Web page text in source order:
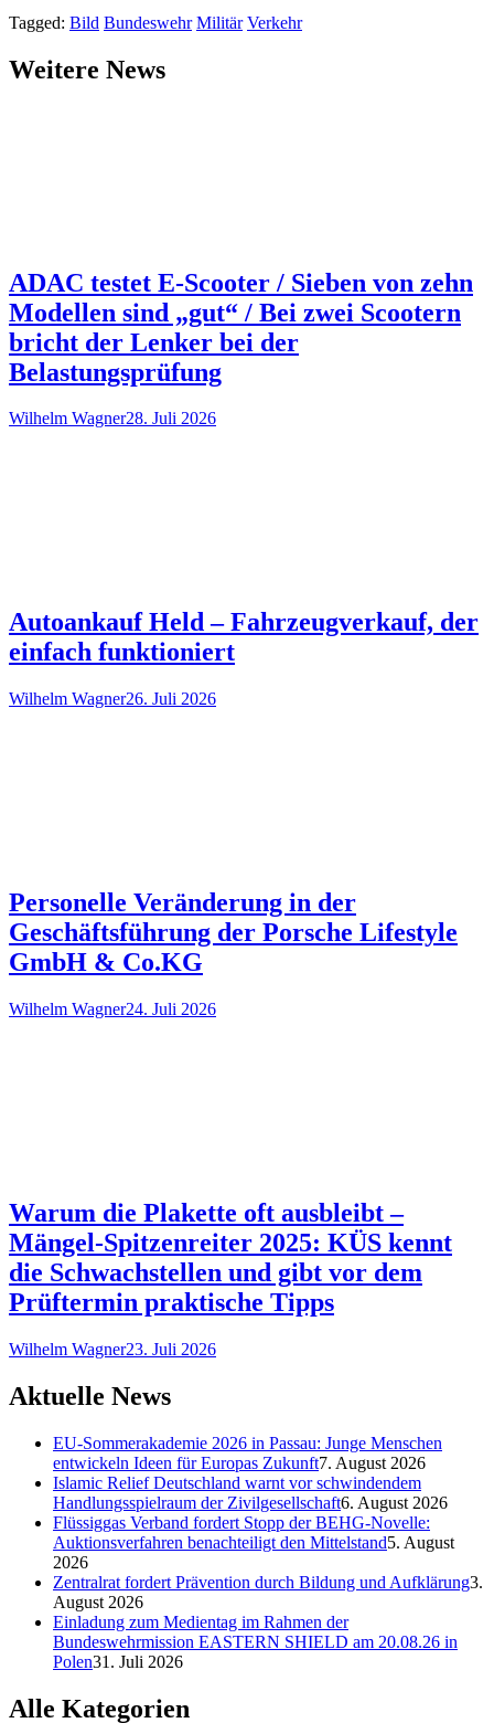
Tagged: Bild Bundeswehr Militär Verkehr
Weitere News
ADAC testet E-Scooter / Sieben von zehn
Modellen sind „gut“ / Bei zwei Scootern
bricht der Lenker bei der
Belastungsprüfung
Wilhelm Wagner28. Juli 2026
Autoankauf Held – Fahrzeugverkauf, der
einfach funktioniert
Wilhelm Wagner26. Juli 2026
Personelle Veränderung in der
Geschäftsführung der Porsche Lifestyle
GmbH & Co.KG
Wilhelm Wagner24. Juli 2026
Warum die Plakette oft ausbleibt –
Mängel-Spitzenreiter 2025: KÜS kennt
die Schwachstellen und gibt vor dem
Prüftermin praktische Tipps
Wilhelm Wagner23. Juli 2026
Aktuelle News
EU-Sommerakademie 2026 in Passau: Junge Menschen
entwickeln Ideen für Europas Zukunft7. August 2026
Islamic Relief Deutschland warnt vor schwindendem
Handlungsspielraum der Zivilgesellschaft6. August 2026
Flüssiggas Verband fordert Stopp der BEHG-Novelle:
Auktionsverfahren benachteiligt den Mittelstand5. August
2026
Zentralrat fordert Prävention durch Bildung und Aufklärung3.
August 2026
Einladung zum Medientag im Rahmen der
Bundeswehrmission EASTERN SHIELD am 20.08.26 in
Polen31. Juli 2026
Alle Kategorien